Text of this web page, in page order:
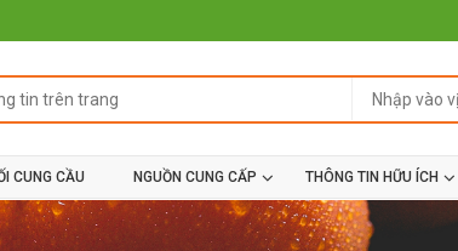
CUNG CẦU NGUỒN CUNG CẤP THÔNG TIN HỮU ÍCH